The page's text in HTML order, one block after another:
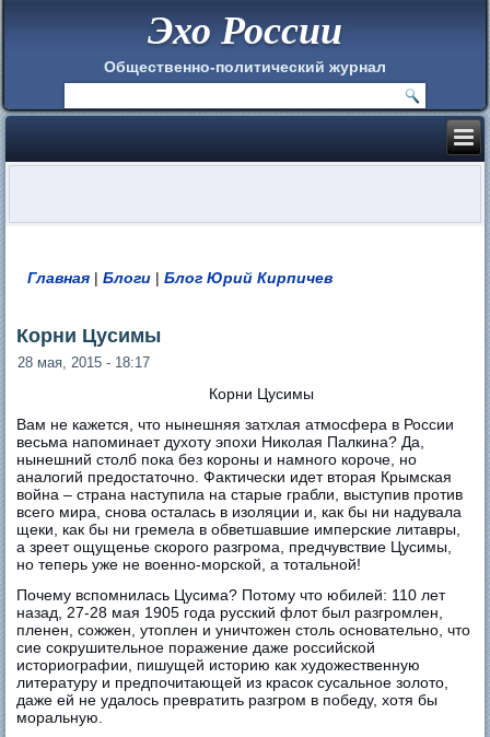
Эхо России
Общественно-политический журнал
Вы здесь
Главная |Блоги |Блог Юрий Кирпичев
Корни Цусимы
28 мая, 2015 - 18:17
Корни Цусимы
Вам не кажется, что нынешняя затхлая атмосфера в России
весьма напоминает духоту эпохи Николая Палкина? Да,
нынешний столб пока без короны и намного короче, но
аналогий предостаточно. Фактически идет вторая Крымская
война – страна наступила на старые грабли, выступив против
всего мира, снова осталась в изоляции и, как бы ни надувала
щеки, как бы ни гремела в обветшавшие имперские литавры,
а зреет ощущенье скорого разгрома, предчувствие Цусимы,
но теперь уже не военно-морской, а тотальной!
Почему вспомнилась Цусима? Потому что юбилей: 110 лет
назад, 27-28 мая 1905 года русский флот был разгромлен,
пленен, сожжен, утоплен и уничтожен столь основательно, что
сие сокрушительное поражение даже российской
историографии, пишущей историю как художественную
литературу и предпочитающей из красок сусальное золото,
даже ей не удалось превратить разгром в победу, хотя бы
моральную.